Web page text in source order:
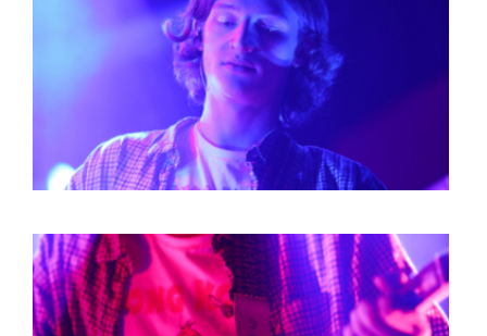
HOMEAGENDAARTDIVISION